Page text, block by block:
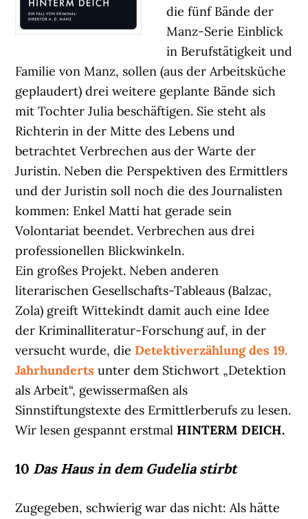
die fünf Bände der
Manz-Serie Einblick
in Berufstätigkeit und
Familie von Manz, sollen (aus der Arbeitsküche
geplaudert) drei weitere geplante Bände sich
mit Tochter Julia beschäftigen. Sie steht als
Richterin in der Mitte des Lebens und
betrachtet Verbrechen aus der Warte der
Juristin. Neben die Perspektiven des Ermittlers
und der Juristin soll noch die des Journalisten
kommen: Enkel Matti hat gerade sein
Volontariat beendet. Verbrechen aus drei
professionellen Blickwinkeln.
Ein großes Projekt. Neben anderen
literarischen Gesellschafts-Tableaus (Balzac,
Zola) greift Wittekindt damit auch eine Idee
der Kriminalliteratur-Forschung auf, in der
versucht wurde, die Detektiverzählung des 19.
Jahrhunderts unter dem Stichwort „Detektion
als Arbeit“, gewissermaßen als
Sinnstiftungstexte des Ermittlerberufs zu lesen.
Wir lesen gespannt erstmalHINTERM DEICH.
10 Das Haus in dem Gudelia stirbt
Zugegeben, schwierig war das nicht: Als hätte